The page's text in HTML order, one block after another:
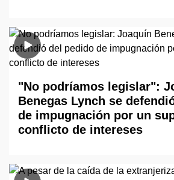
"No podríamos legislar":
Benegas Lynch se
de impugnación por un
conflicto de intereses